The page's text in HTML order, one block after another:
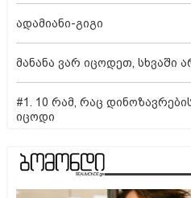
ადამიანი-გიგი
მანანა ვარ იცოდეთ, სხვაში
#1. 10 რამ, რაც
იცოდი